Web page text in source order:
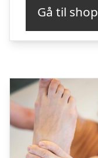
Gå til shop